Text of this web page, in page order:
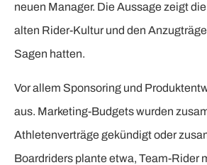
neuen Manager. Die Aussage zeigt
alten Rider-Kultur und den
Sagen hatten.
Vor allem Sponsoring und
aus. Marketing-Budgets wurden
Athletenverträge gekündigt oder
Boardriders plante etwa, Team-Rider